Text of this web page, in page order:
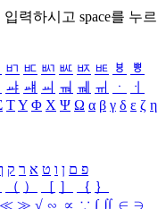
입력하시고 space를 누르
ㅲ ㅳ ㅴ ㅵ ㅶ ㅷ ㅸ
ㅹ
ㆇ ㆈ ㆉ ㆊ ㆋ ㆌ ㆍ
ㆎ
ΤΥ Φ Χ Ψ Ω α β γ δ ε ζ η
פ ם ן ו ט א ר ק
（ ） ［ ］ ｛ ｝
≪ ≫ √ ∽ ∝ ∵ ∫ ∬ ∈ ∋